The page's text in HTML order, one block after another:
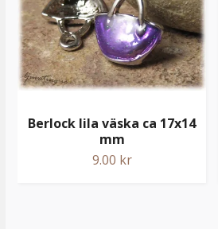
Berlock lila väska ca 17x14
mm
9.00 kr